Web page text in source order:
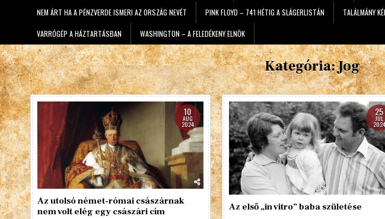
NEM ÁRT HA A PÉNZVERDE ISMERI AZ ORSZÁG NEVÉT PINK FLOYD – 741 HÉTIG A SLÁGERLISTÁN TALÁLMÁNY
VARRÓGÉP A HÁZTARTÁSBAN WASHINGTON – A FELEDÉKENY ELNÖK
Kategória:Jog
10
AUG
2024
Az utolsó német-római császárnak
nem volt elég egy császári cím
25
JÚL
2024
Az első „in vitro” baba születése